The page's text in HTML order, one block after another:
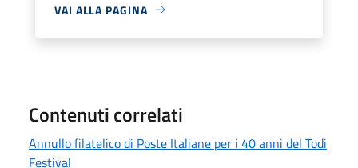
VAI ALLA PAGINA
Contenuti correlati
Annullo filatelico di Poste Italiane per i 40 anni del Todi
Festival